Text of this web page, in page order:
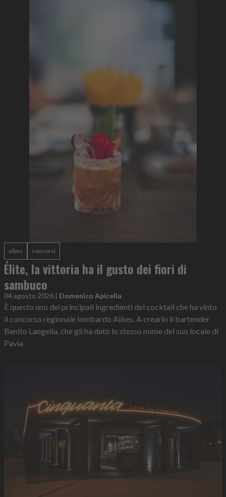
aibes concorsi
Élite, la vittoria ha il gusto dei fiori di
sambuco
04 agosto 2026 | Domenico Apicella
È questo uno dei principali ingredienti del cocktail che ha vinto
il concorso regionale lombardo Aibes. A crearlo il bartender
Benito Langella, che gli ha dato lo stesso nome del suo locale di
Pavia